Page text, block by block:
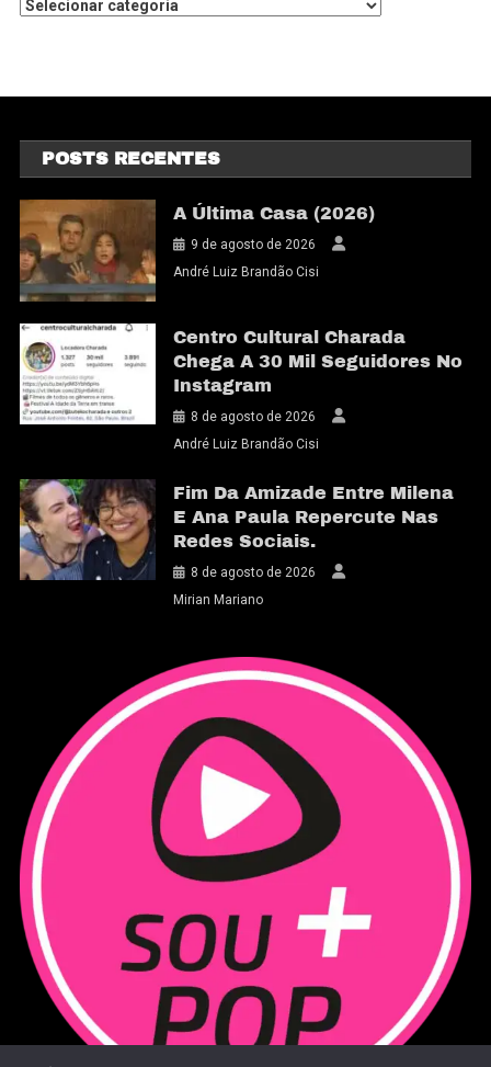
POSTS RECENTES
A Última Casa (2026)
9 de agosto de 2026
André Luiz Brandão Cisi
Centro Cultural Charada
Chega A 30 Mil Seguidores No
Instagram
8 de agosto de 2026
André Luiz Brandão Cisi
Fim Da Amizade Entre Milena
E Ana Paula Repercute Nas
Redes Sociais.
8 de agosto de 2026
Mirian Mariano